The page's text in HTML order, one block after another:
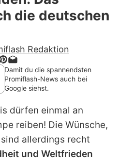
auf Promiflash
Richtlinien
die deutschen
Redaktion
Damit du die spannendsten
Promiflash-News auch bei
Google siehst.
dürfen einmal an
reiben! Die Wünsche,
allerdings recht
und Weltfrieden